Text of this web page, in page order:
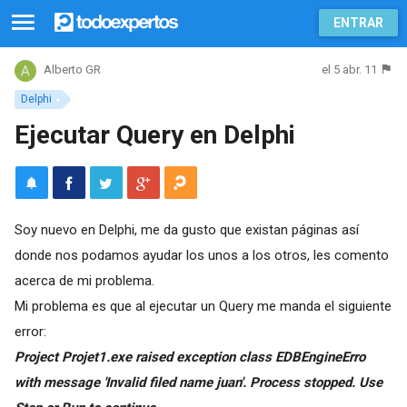
ENTRAR
Delphi
Alberto GR el 5 abr. 11
Ejecutar Query en Delphi
Soy nuevo en Delphi, me da gusto que existan páginas así
donde nos podamos ayudar los unos a los otros, les comento
acerca de mi problema.
Mi problema es que al ejecutar un Query me manda el siguiente
error:
Project Projet1.exe raised exception class EDBEngineErro
with message 'Invalid filed name juan'. Process stopped. Use